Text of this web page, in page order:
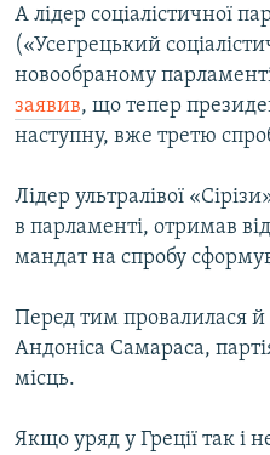
Усі сайти RFE/RL
А лідер соціалістичної
(«Усегрецький
новообраному
заявив, що тепер
наступну, вже третю
Лідер ультралівої
в парламенті, отримав
мандат на спробу
Перед тим провалилася й
Андоніса Самараса,
місць.
Якщо уряд у Греції так і